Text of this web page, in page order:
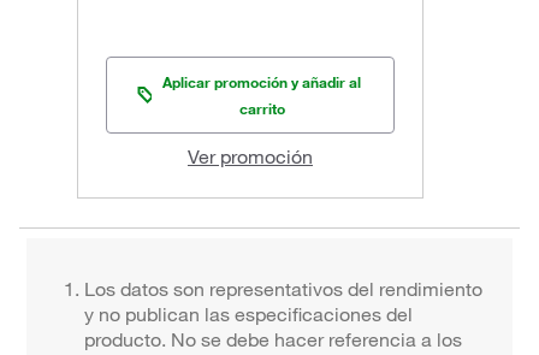
Aplicar promoción y añadir al
carrito
Ver promoción
Los datos son representativos del rendimiento
y no publican las especificaciones del
producto. No se debe hacer referencia a los